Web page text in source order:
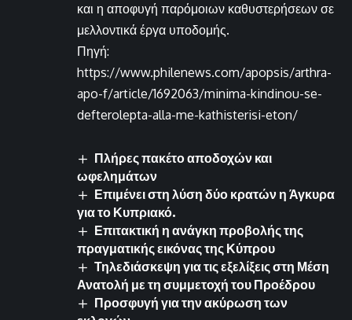
και η αποφυγή παρόμοιων καθυστερήσεων σε
μελλοντικά έργα υποδομής.
Πηγή:
https://www.philenews.com/apopsis/arthra-
apo-f/article/1692063/minima-kindinou-se-
defterolepta-alla-me-kathisterisi-eton/
Πλήρες πακέτο αποδοχών και
ωφελημάτων
Επιμένει στη λύση δύο κρατών η Άγκυρα
για το Κυπριακό.
Επιτακτική η ανάγκη προβολής της
πραγματικής εικόνας της Κύπρου
Τηλεδιάσκεψη για τις εξελίξεις στη Μέση
Ανατολή με τη συμμετοχή του Προέδρου
Προσφυγή για την ακύρωση των